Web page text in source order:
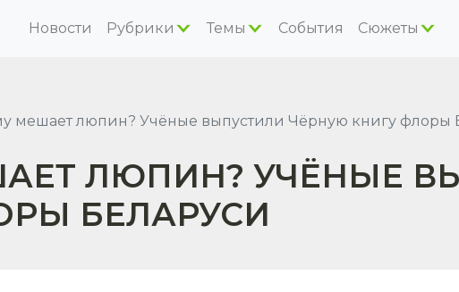
Новости Рубрики Темы События Сюжеты
мешает люпин? Учёные выпустили Чёрную книгу флоры
ЛЮПИН? УЧЁНЫЕ
БЕЛАРУСИ